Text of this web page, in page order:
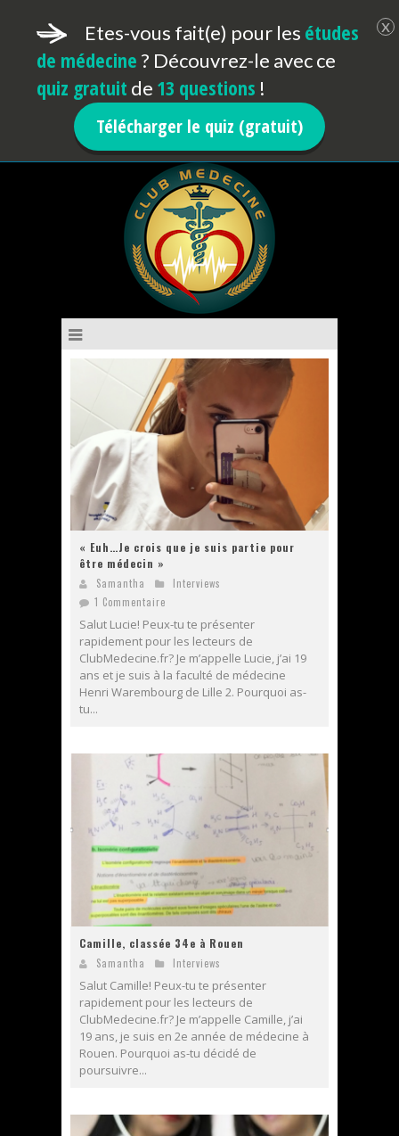
« Euh…Je crois que je suis partie pour
être médecin »
Samantha
Interviews
1 Commentaire
Salut Lucie! Peux-tu te présenter
rapidement pour les lecteurs de
ClubMedecine.fr? Je m’appelle Lucie, j’ai 19
ans et je suis à la faculté de médecine
Henri Warembourg de Lille 2. Pourquoi as-
tu...
Camille, classée 34e à Rouen
Samantha Interviews
Salut Camille! Peux-tu te présenter
rapidement pour les lecteurs de
ClubMedecine.fr? Je m’appelle Camille, j’ai
19 ans, je suis en 2e année de médecine à
Rouen. Pourquoi as-tu décidé de
poursuivre...
Etes-vous fait(e) pour les études
de médecine ? Découvrez-le avec ce
quiz gratuit de 13 questions !
Télécharger le quiz (gratuit)
x